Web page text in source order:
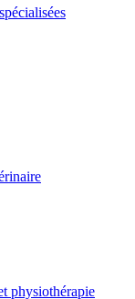
physiothérapie